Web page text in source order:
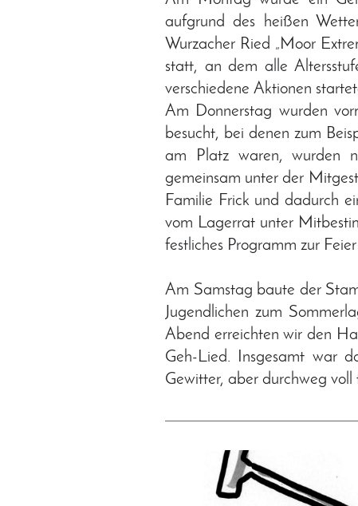
aufgrund des heißen
Wurzacher Ried „Moor
statt, an dem alle
verschiedene Aktionen
Am Donnerstag wurden
besucht, bei denen zum
am Platz waren, wurden
gemeinsam unter der
Familie Frick und dadurch
vom Lagerrat unter
festliches Programm zur
Am Samstag baute der
Jugendlichen zum
Abend erreichten wir den
Geh-Lied. Insgesamt war
Gewitter, aber durchweg voll